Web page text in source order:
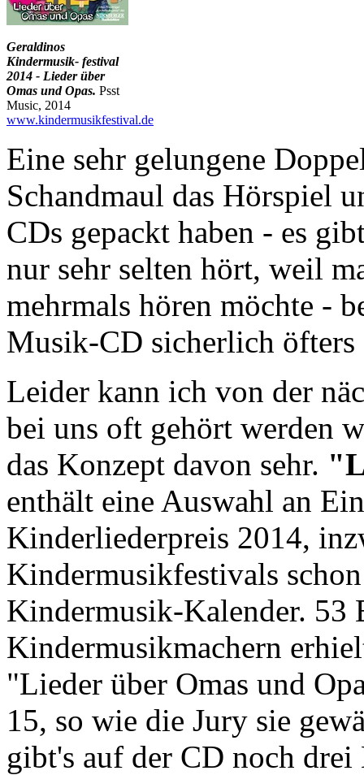
Geraldinos
Kindermusik- festival
2014 - Lieder über
Omas und Opas. Psst
Music, 2014
www.kindermusikfestival.de
Eine sehr gelungene
Schandmaul das Hörspiel
CDs gepackt haben - es
nur sehr selten hört, weil
mehrmals hören möchte -
Musik-CD sicherlich öfters
Leider kann ich von der
bei uns oft gehört werden
das Konzept davon sehr.
enthält eine Auswahl an
Kinderliederpreis 2014,
Kindermusikfestivals
Kindermusik-Kalender. 53
Kindermusikmachern
"Lieder über Omas und
15, so wie die Jury sie
gibt's auf der CD noch